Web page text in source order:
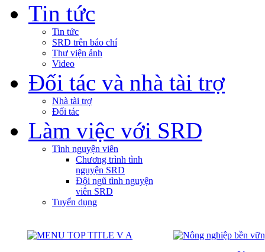
Tin tức
Tin tức
SRD trên báo chí
Thư viện ảnh
Video
Đối tác và nhà tài trợ
Nhà tài trợ
Đối tác
Làm việc với SRD
Tình nguyện viên
Chương trình tình
nguyện SRD
Đội ngũ tình nguyện
viên SRD
Tuyển dụng